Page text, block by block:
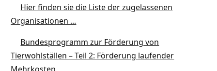
Hier finden sie die Liste der zugelassenen
Organisationen ...
Bundesprogramm zur Förderung von
Tierwohlställen – Teil 2: Förderung laufender